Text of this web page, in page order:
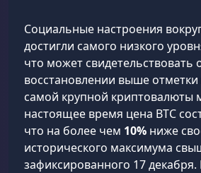
Социальные настроения
достигли самого низкого
что может
восстановлении выше отметки
самой крупной криптовалюты
настоящее время цена BTC
что на более чем 10% ниже
исторического максимума
зафиксированного 17